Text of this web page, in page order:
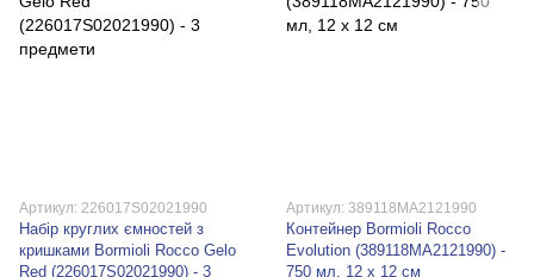
Артикул: 226017S02021990
Набір круглих ємностей з
кришками Bormioli Rocco Gelo
Red (226017S02021990) - 3
Артикул: 389118MA2121990
Контейнер Bormioli Rocco
Evolution (389118MA2121990) -
750 мл, 12 х 12 см